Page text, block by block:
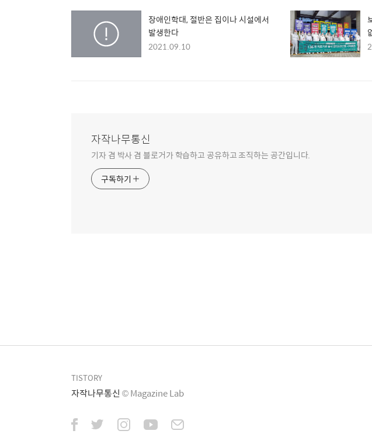
장애인학대, 절반은 집이나 시설에서
발생한다
2021.09.10
자작나무통신
기자 겸 박사 겸 블로거가 학습하고 공유하고 조직하는 공간입니다.
구독하기
TISTORY
자작나무통신 © Magazine Lab